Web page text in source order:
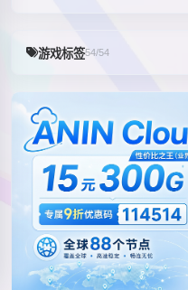
游戏标签54/54